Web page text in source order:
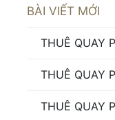
BÀI VIẾT MỚI
THUÊ QUAY
THUÊ QUAY
THUÊ QUAY